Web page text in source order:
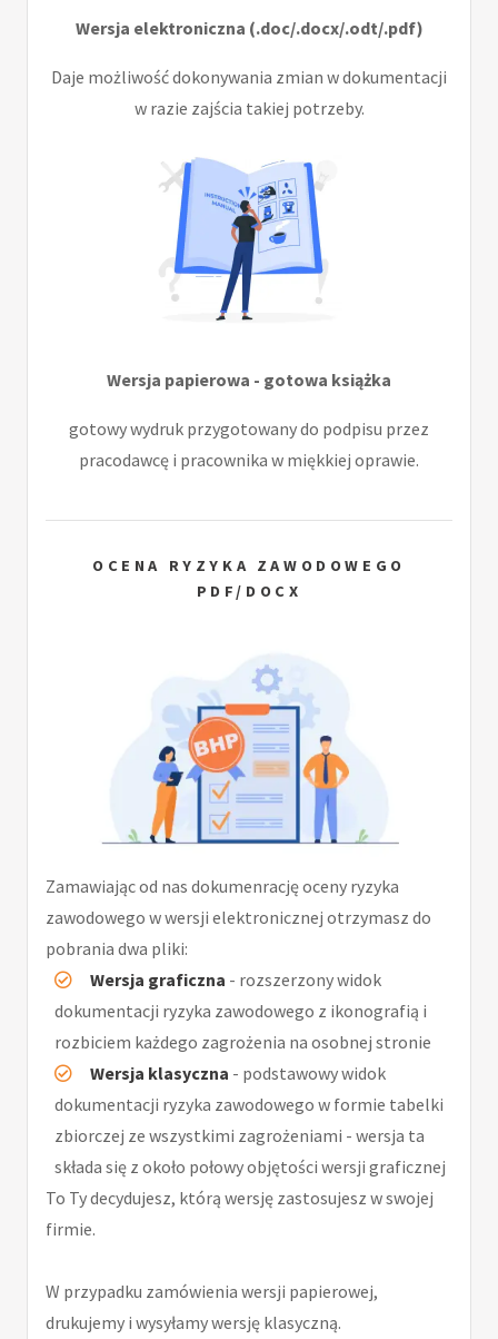
Wersja elektroniczna (.doc/.docx/.odt/.pdf)
Daje możliwość dokonywania zmian w dokumentacji
w razie zajścia takiej potrzeby.
Wersja papierowa - gotowa książka
gotowy wydruk przygotowany do podpisu przez
pracodawcę i pracownika w miękkiej oprawie.
OCENA RYZYKA ZAWODOWEGO
PDF/DOCX
Zamawiając od nas dokumenrację oceny ryzyka
zawodowego w wersji elektronicznej otrzymasz do
pobrania dwa pliki:
Wersja graficzna - rozszerzony widok
dokumentacji ryzyka zawodowego z ikonografią i
rozbiciem każdego zagrożenia na osobnej stronie
Wersja klasyczna - podstawowy widok
dokumentacji ryzyka zawodowego w formie tabelki
zbiorczej ze wszystkimi zagrożeniami - wersja ta
składa się z około połowy objętości wersji graficznej
To Ty decydujesz, którą wersję zastosujesz w swojej
firmie.
W przypadku zamówienia wersji papierowej,
drukujemy i wysyłamy wersję klasyczną.